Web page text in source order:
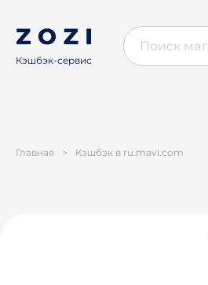
Кэшбэк-сервис
Главная > Кэшбэк в ru.mavi.com